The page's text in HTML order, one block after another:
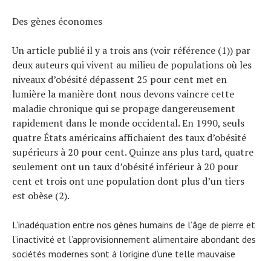
Des gènes économes
Un article publié il y a trois ans (voir référence (1)) par
deux auteurs qui vivent au milieu de populations où les
niveaux d’obésité dépassent 25 pour cent met en
lumière la manière dont nous devons vaincre cette
maladie chronique qui se propage dangereusement
rapidement dans le monde occidental. En 1990, seuls
quatre États américains affichaient des taux d’obésité
supérieurs à 20 pour cent. Quinze ans plus tard, quatre
seulement ont un taux d’obésité inférieur à 20 pour
cent et trois ont une population dont plus d’un tiers
est obèse (2).
L’inadéquation entre nos gènes humains de l’âge de pierre et
l’inactivité et l’approvisionnement alimentaire abondant des
sociétés modernes sont à l’origine d’une telle mauvaise
Actualités
Tests de produits
Conseils
Tendances